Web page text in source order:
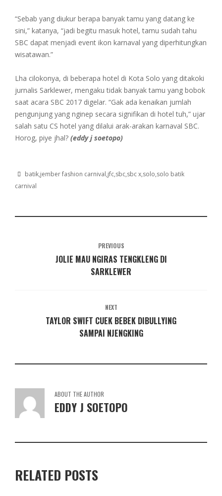
“Sebab yang diukur berapa banyak tamu yang datang ke
sini,” katanya, “jadi begitu masuk hotel, tamu sudah tahu
SBC dapat menjadi event ikon karnaval yang diperhitungkan
wisatawan.”
Lha cilokonya, di beberapa hotel di Kota Solo yang ditakoki
jurnalis Sarklewer, mengaku tidak banyak tamu yang bobok
saat acara SBC 2017 digelar. “Gak ada kenaikan jumlah
pengunjung yang nginep secara signifikan di hotel tuh,” ujar
salah satu CS hotel yang dilalui arak-arakan karnaval SBC.
Horog, piye jhal? (eddy j soetopo)
batik jember fashion carnival jfc sbc sbc x solo solo batik
carnival
PREVIOUS
JOLIE MAU NGIRAS TENGKLENG DI
SARKLEWER
NEXT
TAYLOR SWIFT CUEK BEBEK DIBULLYING
SAMPAI NJENGKING
ABOUT THE AUTHOR
EDDY J SOETOPO
RELATED POSTS